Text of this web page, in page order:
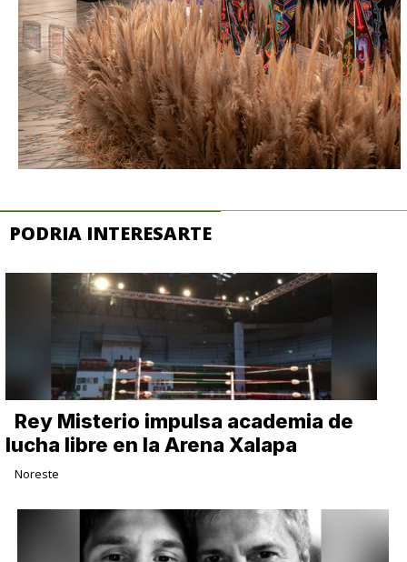
PODRIA INTERESARTE
Rey Misterio impulsa academia de
lucha libre en la Arena Xalapa
Noreste